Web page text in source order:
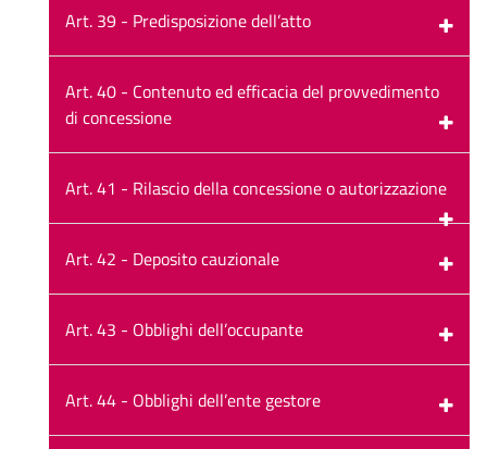
Art. 39 - Predisposizione dell’atto
Art. 40 - Contenuto ed efficacia del provvedimento
di concessione
Art. 41 - Rilascio della concessione o autorizzazione
Art. 42 - Deposito cauzionale
Art. 43 - Obblighi dell’occupante
Art. 44 - Obblighi dell’ente gestore